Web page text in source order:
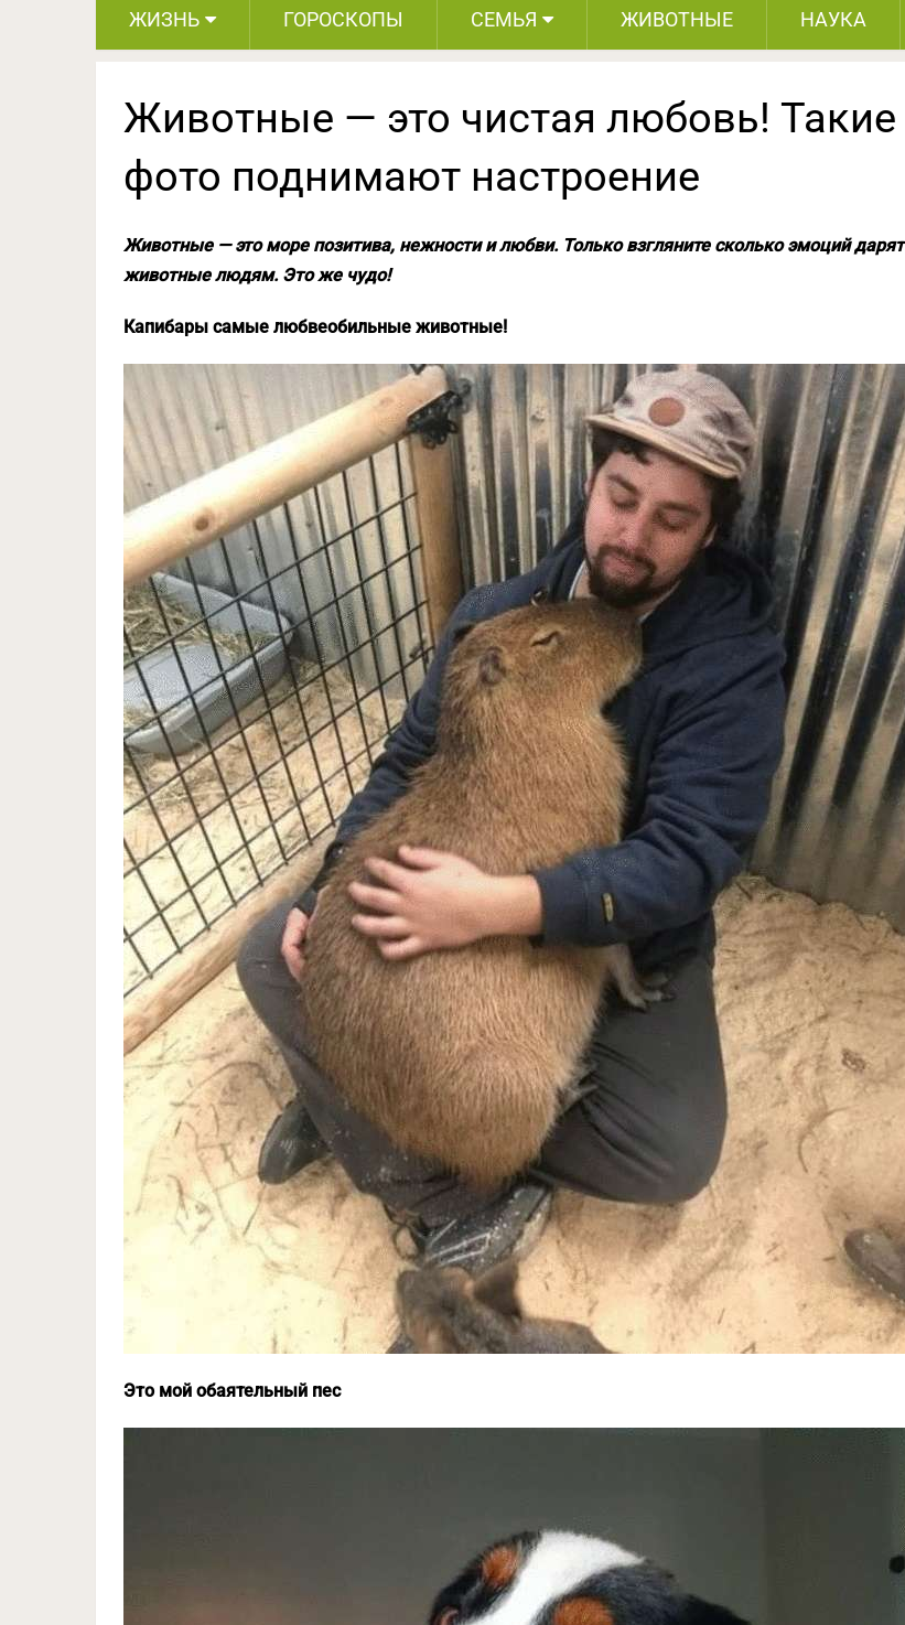
ЖИЗНЬ ГОРОСКОПЫ СЕМЬЯ ЖИВОТНЫЕ НАУКА
Животные — это чистая любовь! Такие
фото поднимают настроение
Животные — это море позитива, нежности и любви. Только взгляните сколько эмоций дарят
животные людям. Это же чудо!
Капибары самые любвеобильные животные!
Это мой обаятельный пес